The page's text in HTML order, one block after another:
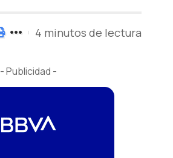
4 minutos de lectura
- Publicidad -